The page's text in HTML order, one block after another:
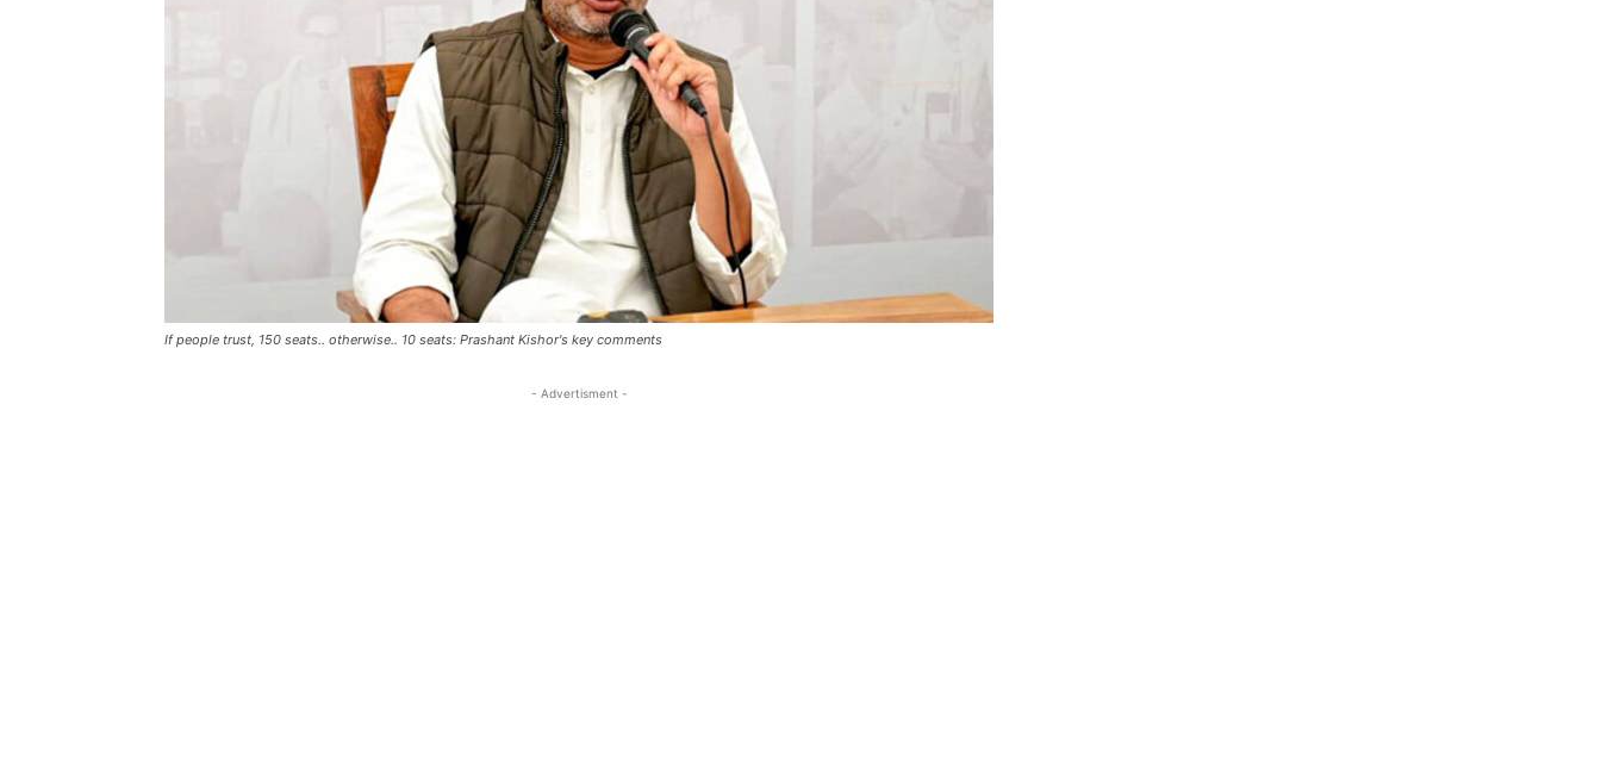
If people trust, 150 seats.. otherwise.. 10 seats: Prashant Kishor's key comments
- Advertisment -